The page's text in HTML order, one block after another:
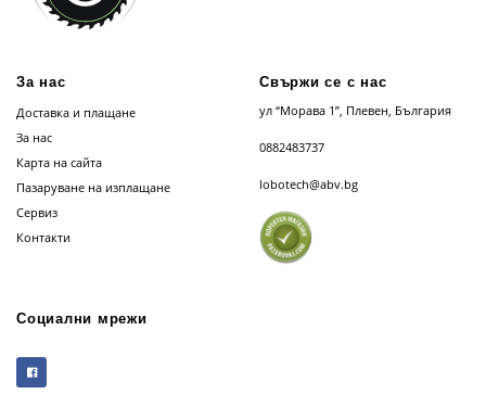
За нас
Доставка и плащане
За нас
Карта на сайта
Пазаруване на изплащане
Сервиз
Контакти
Свържи се с нас
ул “Морава 1”, Плевен, България
0882483737
lobotech@abv.bg
Социални мрежи